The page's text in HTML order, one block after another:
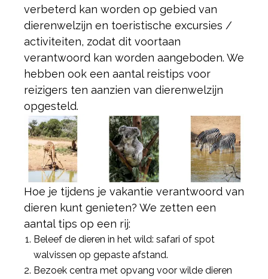
verbeterd kan worden op gebied van
dierenwelzijn en toeristische excursies /
activiteiten, zodat dit voortaan
verantwoord kan worden aangeboden. We
hebben ook een aantal reistips voor
reizigers ten aanzien van dierenwelzijn
opgesteld.
Hoe je tijdens je vakantie verantwoord van
dieren kunt genieten? We zetten een
aantal tips op een rij:
Beleef de dieren in het wild: safari of spot
walvissen op gepaste afstand.
Bezoek centra met opvang voor wilde dieren